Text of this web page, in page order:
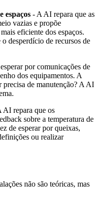
espaços - A AI repara que as
vazias e propõe
eficiente dos espaços.
desperdício de recursos de
por comunicações de
dos equipamentos. A
precisa de manutenção? A AI
AI repara que os
sobre a temperatura de
de esperar por queixas,
ou realizar
não são teóricas, mas